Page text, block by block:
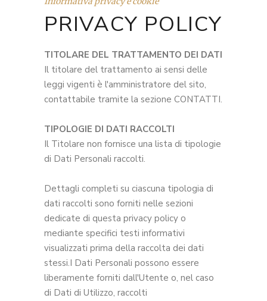
PRIVACY POLICY
TITOLARE DEL TRATTAMENTO DEI DATI
Il titolare del trattamento ai sensi delle
leggi vigenti è l'amministratore del sito,
contattabile tramite la sezione CONTATTI.
TIPOLOGIE DI DATI RACCOLTI
Il Titolare non fornisce una lista di tipologie
di Dati Personali raccolti.
Dettagli completi su ciascuna tipologia di
dati raccolti sono forniti nelle sezioni
dedicate di questa privacy policy o
mediante specifici testi informativi
visualizzati prima della raccolta dei dati
stessi.I Dati Personali possono essere
liberamente forniti dall'Utente o, nel caso
di Dati di Utilizzo, raccolti